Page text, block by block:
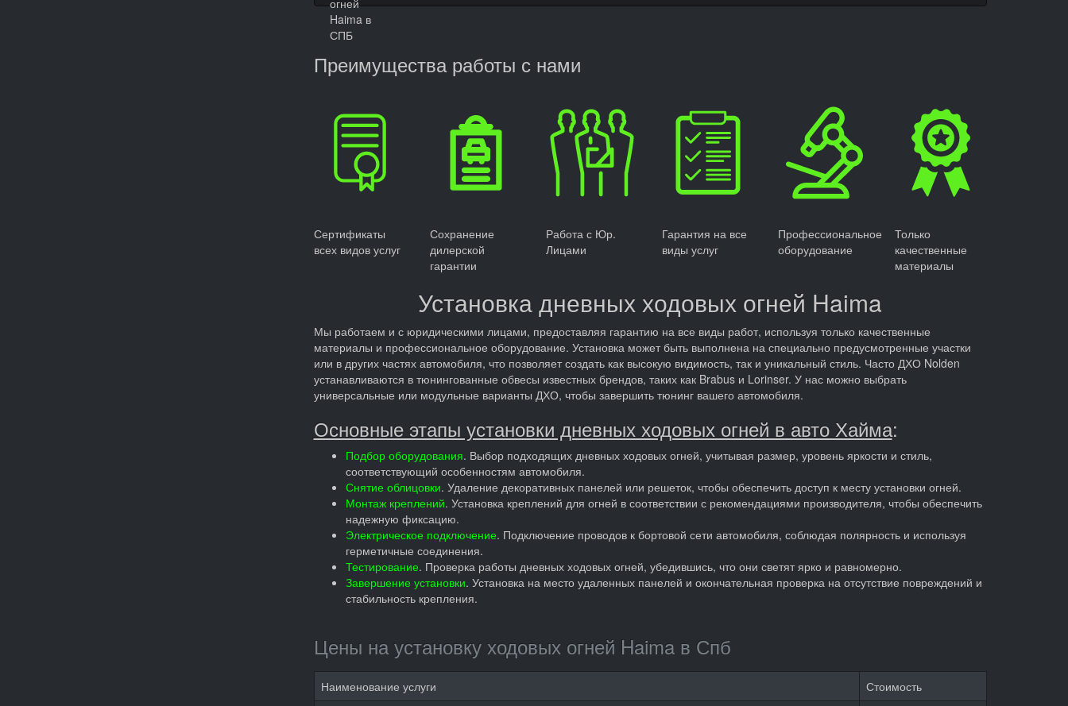
Преимущества работы с нами
Сертификаты
всех видов услуг
Сохранение
дилерской
гарантии
Работа с Юр.
Лицами
Гарантия на все
виды услуг
Профессиональное
оборудование
Только
качественные
материалы
Установка дневных ходовых огней Haima
Мы работаем и с юридическими лицами, предоставляя гарантию на все виды работ, используя только качественные
материалы и профессиональное оборудование. Установка может быть выполнена на специально предусмотренные участки
или в других частях автомобиля, что позволяет создать как высокую видимость, так и уникальный стиль. Часто ДХО Nolden
устанавливаются в тюнингованные обвесы известных брендов, таких как Brabus и Lorinser. У нас можно выбрать
универсальные или модульные варианты ДХО, чтобы завершить тюнинг вашего автомобиля.
Основные этапы установки дневных ходовых огней в авто Хайма:
Подбор оборудования. Выбор подходящих дневных ходовых огней, учитывая размер, уровень яркости и стиль,
соответствующий особенностям автомобиля.
Снятие облицовки. Удаление декоративных панелей или решеток, чтобы обеспечить доступ к месту установки огней.
Монтаж креплений. Установка креплений для огней в соответствии с рекомендациями производителя, чтобы обеспечить
надежную фиксацию.
Электрическое подключение. Подключение проводов к бортовой сети автомобиля, соблюдая полярность и используя
герметичные соединения.
Тестирование. Проверка работы дневных ходовых огней, убедившись, что они светят ярко и равномерно.
Завершение установки. Установка на место удаленных панелей и окончательная проверка на отсутствие повреждений и
стабильность крепления.
Цены на установку ходовых огней Haima в Спб
Наименование услуги
Стоимость